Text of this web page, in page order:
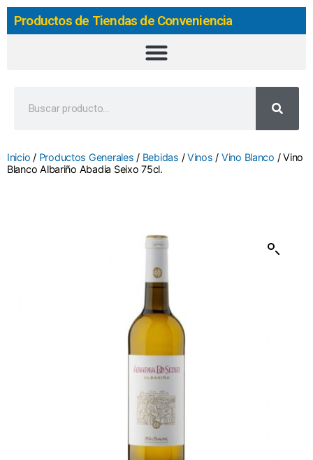
Productos de Tiendas de Conveniencia
Inicio / Productos Generales / Bebidas /Vinos / Vino Blanco / Vino
Blanco Albariño Abadia Seixo 75cl.